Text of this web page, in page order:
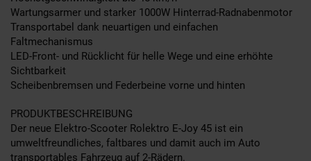
Wartungsarmer und starker 1000W Hinterrad-Radnabenmotor
Transportabel dank neuartigen und einfachen
Faltmechanismus
LED-Front- und Rücklicht für helle Wege und eine erhöhte
Sichtbarkeit
Scheibenbremsen und Federbeine vorne und hinten
PRODUKTBESCHREIBUNG
Der neue Elektro-Scooter Rolektro E-Joy 45 ist ein
umweltfreundliches, faltbares und damit auch im Auto
transportables Fahrzeug auf 2-Rädern.